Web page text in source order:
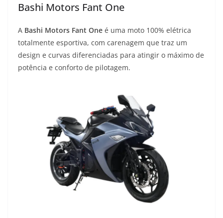
Bashi Motors Fant One
A Bashi Motors Fant One é uma moto 100% elétrica
totalmente esportiva, com carenagem que traz um
design e curvas diferenciadas para atingir o máximo de
potência e conforto de pilotagem.